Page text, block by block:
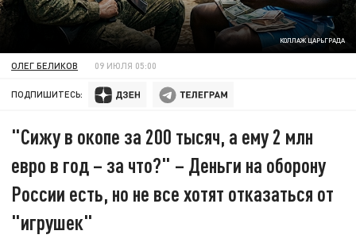
КОЛЛАЖ ЦАРЬГРАДА
ОЛЕГ БЕЛИКОВ 09 ИЮЛЯ 05:00
ПОДПИШИТЕСЬ:
"Сижу в окопе за 200 тысяч, а ему 2 млн
евро в год – за что?" – Деньги на оборону
России есть, но не все хотят отказаться от
"игрушек"